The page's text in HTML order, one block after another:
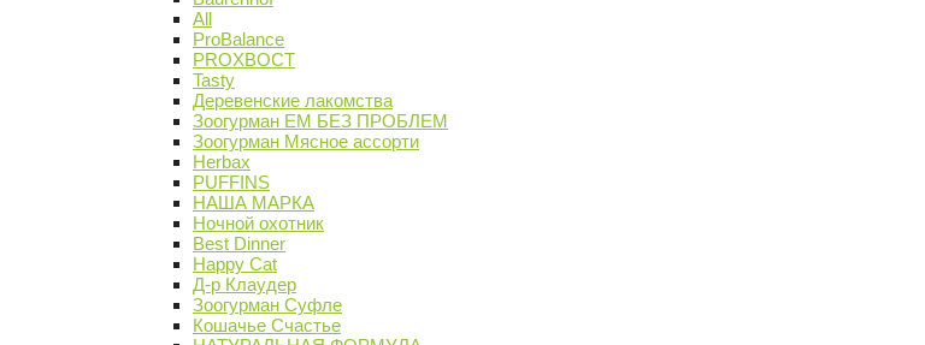
All
ProBalance
PROХВОСТ
Tasty
Деревенские лакомства
Зоогурман ЕМ БЕЗ ПРОБЛЕМ
Зоогурман Мясное ассорти
Herbax
PUFFINS
НАША МАРКА
Ночной охотник
Best Dinner
Happy Cat
Д-р Клаудер
Зоогурман Суфле
Кошачье Счастье